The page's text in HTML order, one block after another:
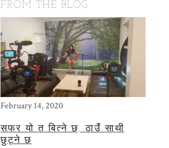
FROM THE BLOG
February 14, 2020
सफर यो त बित्ने छ, ठाउँ साथी
छुट्ने छ